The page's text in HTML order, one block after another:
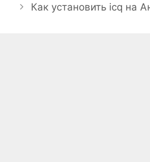
Как установить icq на